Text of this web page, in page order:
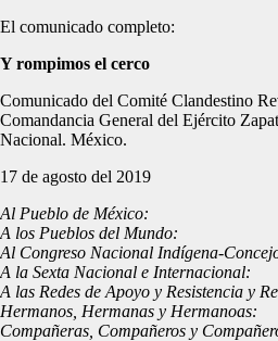
El comunicado completo:
Y rompimos el cerco
Comunicado del Comité Clandestino
Comandancia General del Ejército
Nacional. México.
17 de agosto del 2019
Al Pueblo de México:
A los Pueblos del Mundo:
Al Congreso Nacional Indígena-
A la Sexta Nacional e Internacional:
A las Redes de Apoyo y Resistencia y
Hermanos, Hermanas y Hermanoas:
Compañeras, Compañeros y